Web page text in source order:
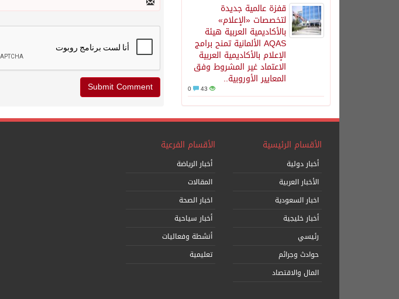
قفزة عالمية جديدة
لتخصصات «الإعلام»
بالأكاديمية العربية هيئة
AQAS الألمانية تمنح برامج
الإعلام بالأكاديمية العربية
الاعتماد غير المشروط وفق
المعايير الأوروبية..
43
الأقسام الرئيسية
أخبار دولية
الأخبار العربية
اخبار السعودية
أخبار خليجية
رئيسي
حوادث وجرائم
المال والاقتصاد
الأقسام الفرعية
أخبار الرياضة
المقالات
اخبار الصحة
أخبار سياحية
أنشطة وفعاليات
تعليمية